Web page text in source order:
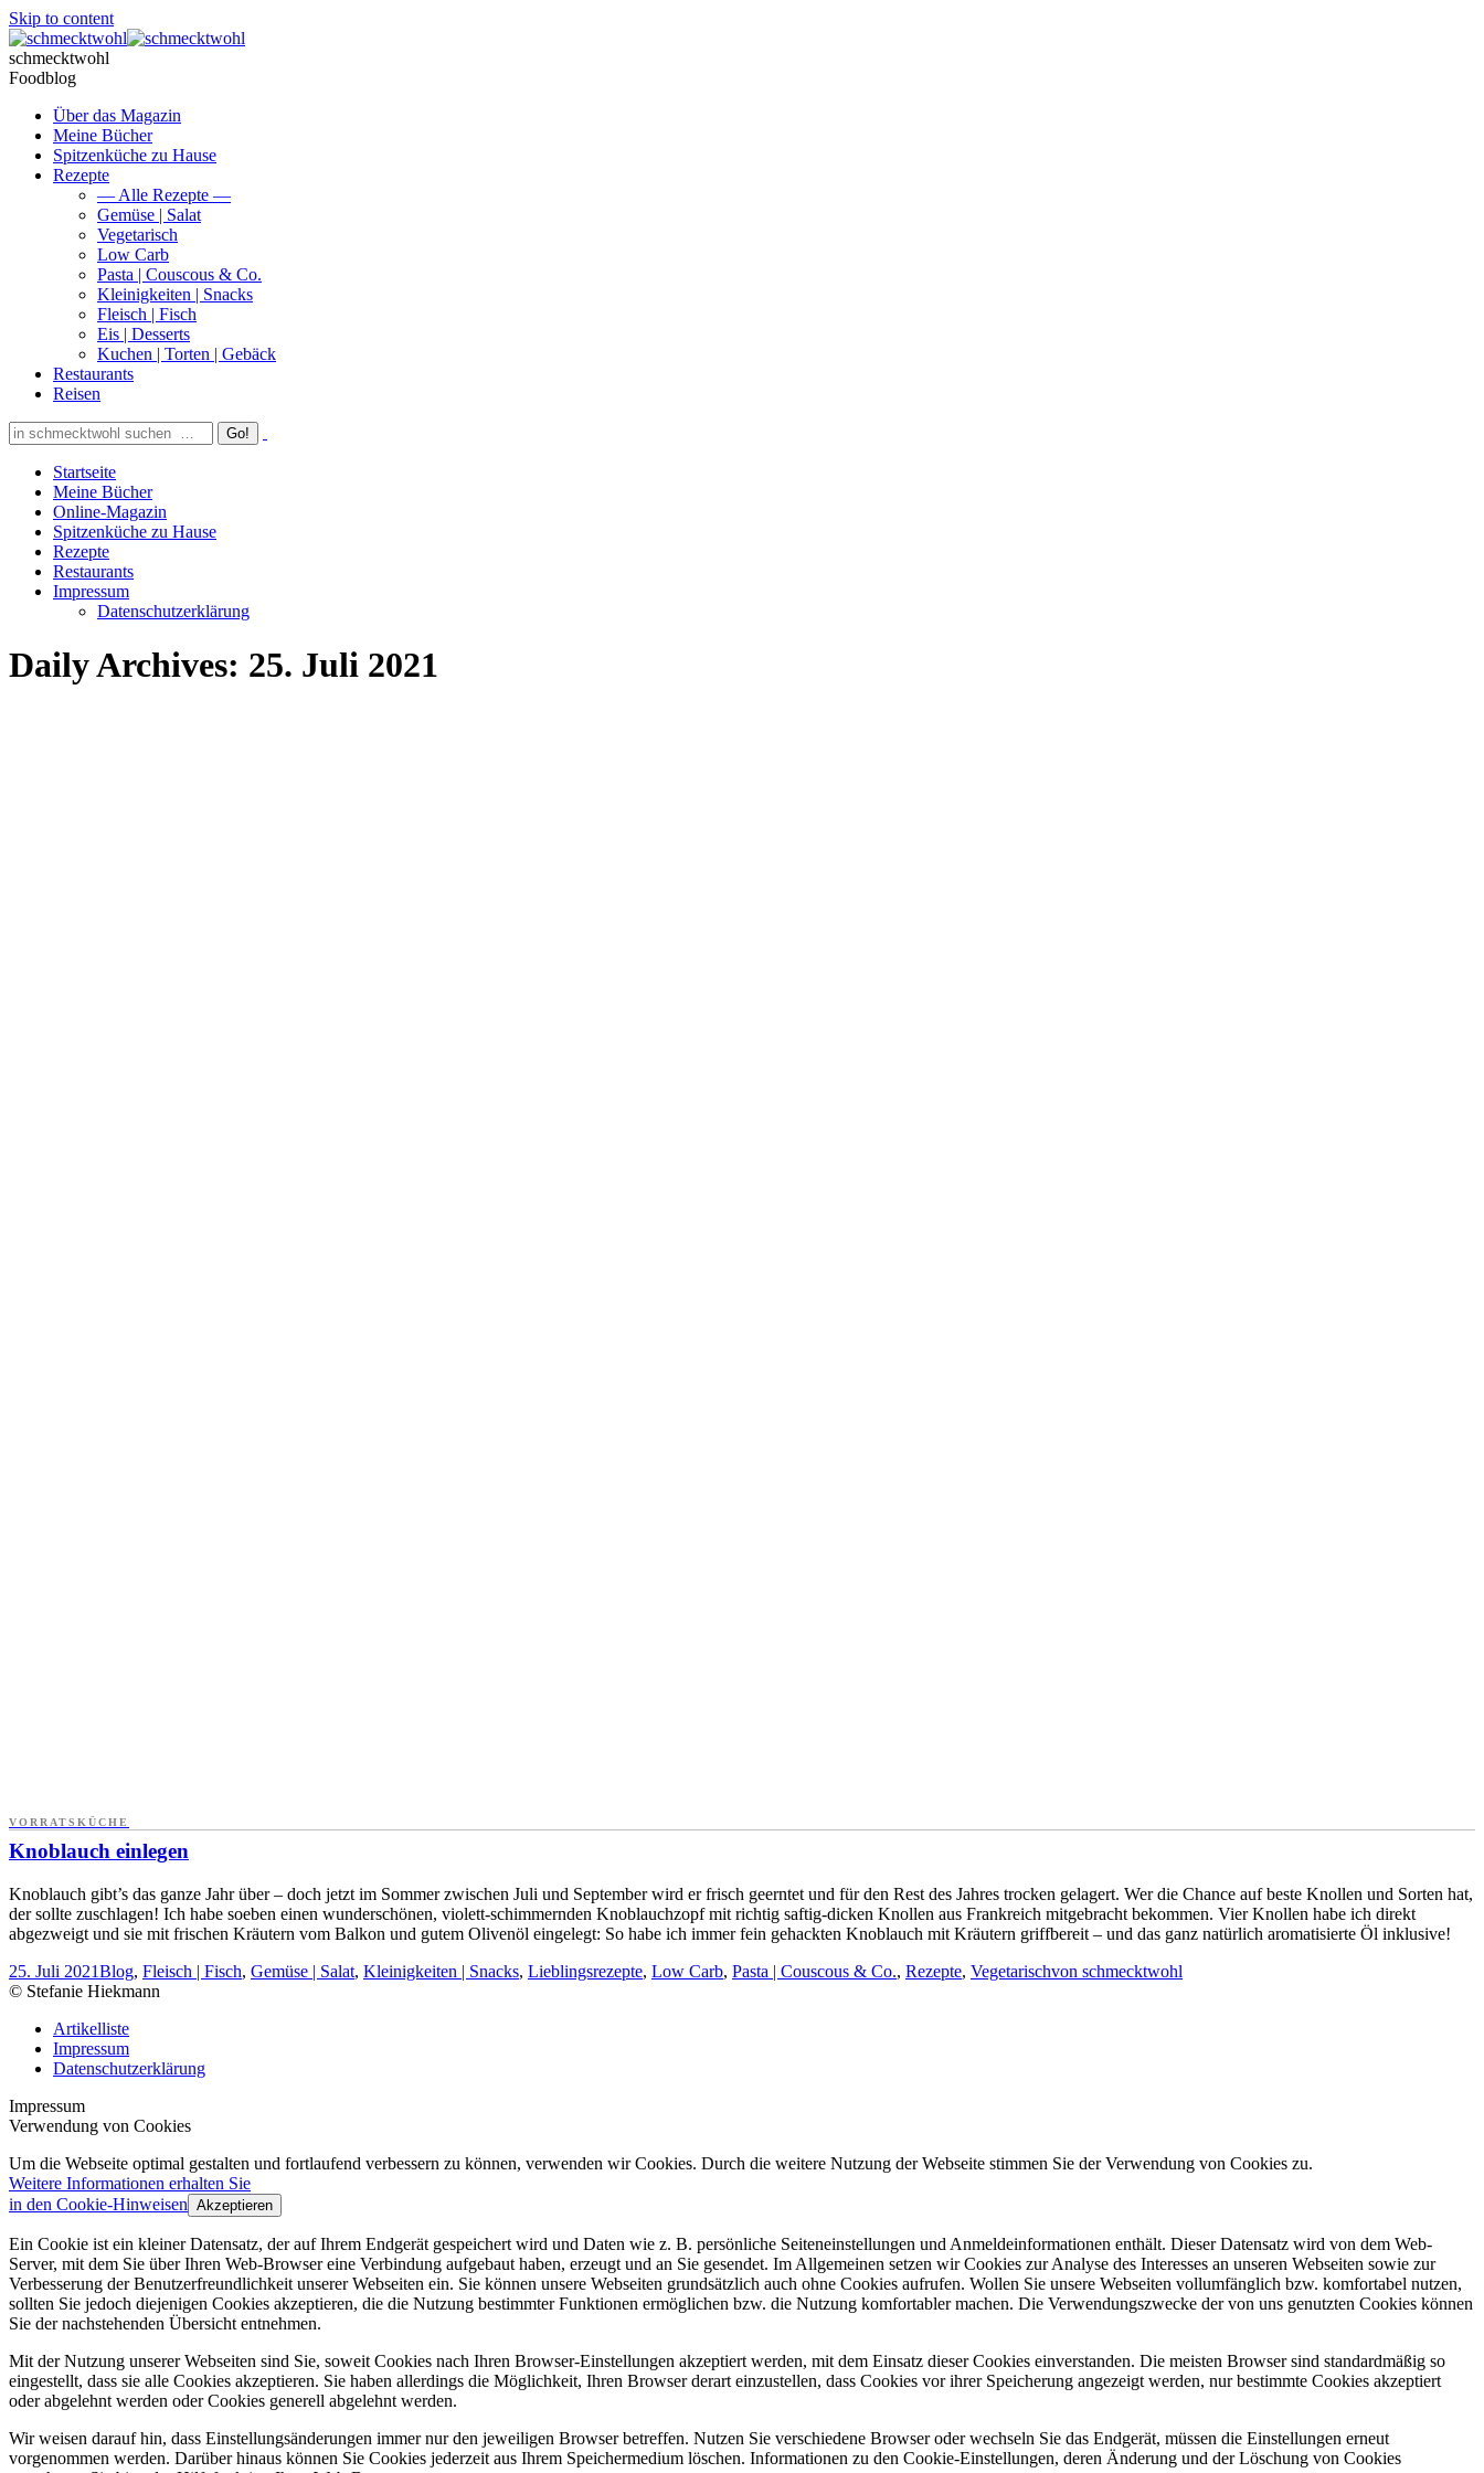
Skip to content
schmecktwohl
Foodblog
Über das Magazin
Meine Bücher
Spitzenküche zu Hause
Rezepte
— Alle Rezepte —
Gemüse | Salat
Vegetarisch
Low Carb
Pasta | Couscous & Co.
Kleinigkeiten | Snacks
Fleisch | Fisch
Eis | Desserts
Kuchen | Torten | Gebäck
Restaurants
Reisen
Startseite
Meine Bücher
Online-Magazin
Spitzenküche zu Hause
Rezepte
Restaurants
Impressum
Datenschutzerklärung
Daily Archives: 25. Juli 2021
VORRATSKÜCHE
Knoblauch einlegen
Knoblauch gibt’s das ganze Jahr über – doch jetzt im Sommer zwischen Juli und September wird er frisch geerntet und für den Rest des Jahres trocken gelagert. Wer die Chance auf beste Knollen und Sorten hat,
der sollte zuschlagen! Ich habe soeben einen wunderschönen, violett-schimmernden Knoblauchzopf mit richtig saftig-dicken Knollen aus Frankreich mitgebracht bekommen. Vier Knollen habe ich direkt
abgezweigt und sie mit frischen Kräutern vom Balkon und gutem Olivenöl eingelegt: So habe ich immer fein gehackten Knoblauch mit Kräutern griffbereit – und das ganz natürlich aromatisierte Öl inklusive!
25. Juli 2021Blog, Fleisch | Fisch, Gemüse | Salat, Kleinigkeiten | Snacks, Lieblingsrezepte, Low Carb, Pasta | Couscous & Co., Rezepte, Vegetarischvon schmecktwohl
© Stefanie Hiekmann
Artikelliste
Impressum
Datenschutzerklärung
Impressum
Verwendung von Cookies
Um die Webseite optimal gestalten und fortlaufend verbessern zu können, verwenden wir Cookies. Durch die weitere Nutzung der Webseite stimmen Sie der Verwendung von Cookies zu.
Weitere Informationen erhalten Sie
in den Cookie-Hinweisen Akzeptieren
Ein Cookie ist ein kleiner Datensatz, der auf Ihrem Endgerät gespeichert wird und Daten wie z. B. persönliche Seiteneinstellungen und Anmeldeinformationen enthält. Dieser Datensatz wird von dem Web-
Server, mit dem Sie über Ihren Web-Browser eine Verbindung aufgebaut haben, erzeugt und an Sie gesendet. Im Allgemeinen setzen wir Cookies zur Analyse des Interesses an unseren Webseiten sowie zur
Verbesserung der Benutzerfreundlichkeit unserer Webseiten ein. Sie können unsere Webseiten grundsätzlich auch ohne Cookies aufrufen. Wollen Sie unsere Webseiten vollumfänglich bzw. komfortabel nutzen,
sollten Sie jedoch diejenigen Cookies akzeptieren, die die Nutzung bestimmter Funktionen ermöglichen bzw. die Nutzung komfortabler machen. Die Verwendungszwecke der von uns genutzten Cookies können
Sie der nachstehenden Übersicht entnehmen.
Mit der Nutzung unserer Webseiten sind Sie, soweit Cookies nach Ihren Browser-Einstellungen akzeptiert werden, mit dem Einsatz dieser Cookies einverstanden. Die meisten Browser sind standardmäßig so
eingestellt, dass sie alle Cookies akzeptieren. Sie haben allerdings die Möglichkeit, Ihren Browser derart einzustellen, dass Cookies vor ihrer Speicherung angezeigt werden, nur bestimmte Cookies akzeptiert
oder abgelehnt werden oder Cookies generell abgelehnt werden.
Wir weisen darauf hin, dass Einstellungsänderungen immer nur den jeweiligen Browser betreffen. Nutzen Sie verschiedene Browser oder wechseln Sie das Endgerät, müssen die Einstellungen erneut
vorgenommen werden. Darüber hinaus können Sie Cookies jederzeit aus Ihrem Speichermedium löschen. Informationen zu den Cookie-Einstellungen, deren Änderung und der Löschung von Cookies